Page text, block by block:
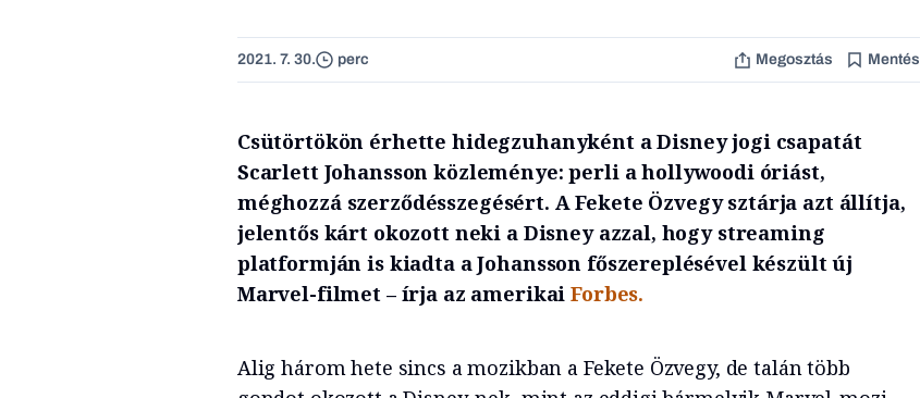
2021. 7. 30. perc Megosztás Mentés
Csütörtökön érhette hidegzuhanyként a Disney jogi csapatát
Scarlett Johansson közleménye: perli a hollywoodi óriást,
méghozzá szerződésszegésért. A Fekete Özvegy sztárja azt állítja,
jelentős kárt okozott neki a Disney azzal, hogy streaming
platformján is kiadta a Johansson főszereplésével készült új
Marvel-filmet – írja az amerikaiForbes.
Alig három hete sincs a mozikban a Fekete Özvegy, de talán több